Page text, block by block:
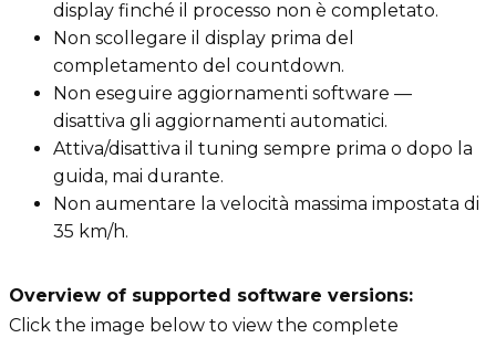
display finché il processo non è completato.
Non scollegare il display prima del
completamento del countdown.
Non eseguire aggiornamenti software —
disattiva gli aggiornamenti automatici.
Attiva/disattiva il tuning sempre prima o dopo la
guida, mai durante.
Non aumentare la velocità massima impostata di
35 km/h.
Overview of supported software versions:
Click the image below to view the complete